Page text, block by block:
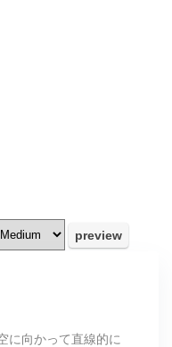
に向かって直線的に